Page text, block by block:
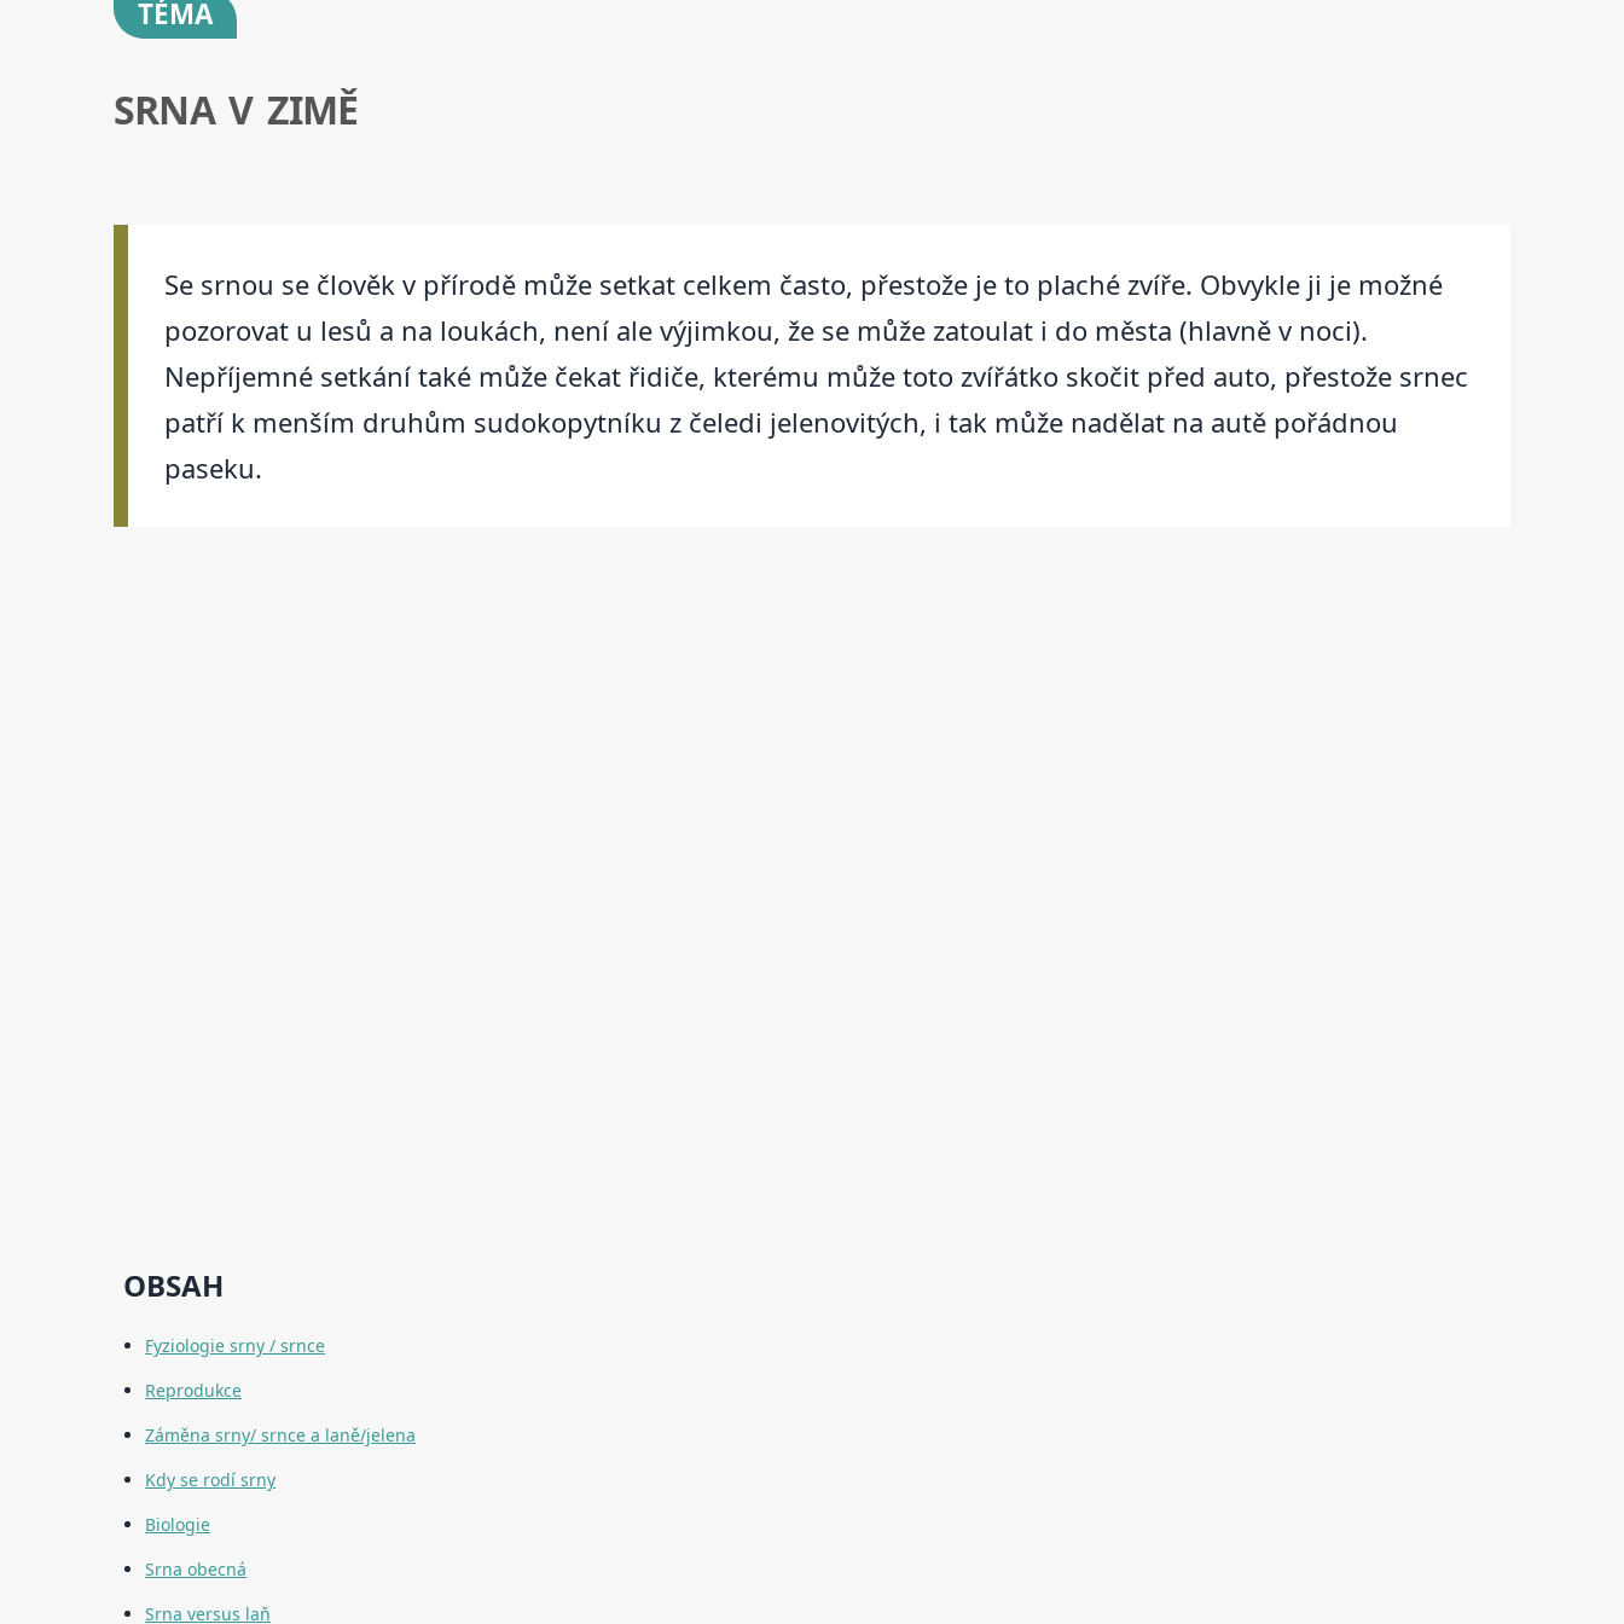
TÉMA
SRNA V ZIMĚ
Se srnou se člověk v přírodě může setkat celkem často, přestože je to plaché zvíře. Obvykle ji je možné
pozorovat u lesů a na loukách, není ale výjimkou, že se může zatoulat i do města (hlavně v noci).
Nepříjemné setkání také může čekat řidiče, kterému může toto zvířátko skočit před auto, přestože srnec
patří k menším druhům sudokopytníku z čeledi jelenovitých, i tak může nadělat na autě pořádnou
paseku.
OBSAH
Fyziologie srny / srnce
Reprodukce
Záměna srny/ srnce a laně/jelena
Kdy se rodí srny
Biologie
Srna obecná
Srna versus laň